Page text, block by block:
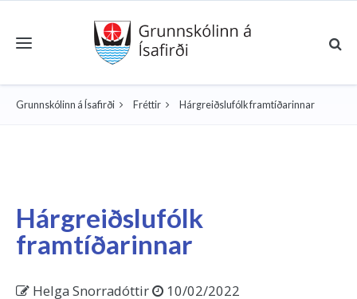
Toggle navigation
Grunnskólinn á Ísafirði Fréttir Hárgreiðslufólk framtíðarinnar
Hárgreiðslufólk
framtíðarinnar
Helga Snorradóttir 10/02/2022